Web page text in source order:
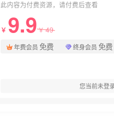
此内容为付费资源，请付费后查看
￥ 9.9￥49
年费会员 免费 终身会员 免费
您当前未登